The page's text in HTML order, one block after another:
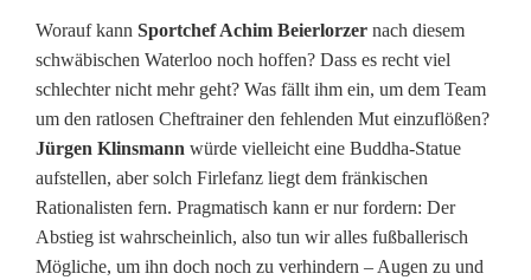
Worauf kann Sportchef Achim Beierlorzer nach diesem
schwäbischen Waterloo noch hoffen? Dass es recht viel
schlechter nicht mehr geht? Was fällt ihm ein, um dem Team
um den ratlosen Cheftrainer den fehlenden Mut einzuflößen?
Jürgen Klinsmann würde vielleicht eine Buddha-Statue
aufstellen, aber solch Firlefanz liegt dem fränkischen
Rationalisten fern. Pragmatisch kann er nur fordern: Der
Abstieg ist wahrscheinlich, also tun wir alles fußballerisch
Mögliche, um ihn doch noch zu verhindern – Augen zu und